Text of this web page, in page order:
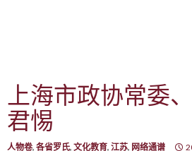
上海市政协常委
君惕
人物卷, 各省罗氏, 文化教育, 江苏, 网络通谱